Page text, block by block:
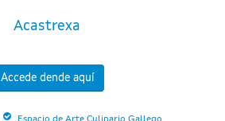
Acastrexa
Accede dende aquí